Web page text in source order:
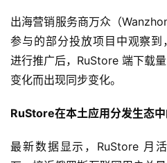
页
游
出海营销服务商万众（
参与的部分投放项目中观察
进行推广后，RuStore 端下载
变化而出现同步变化。
RuStore在本土应用分发生态
最新数据显示，RuStore 月